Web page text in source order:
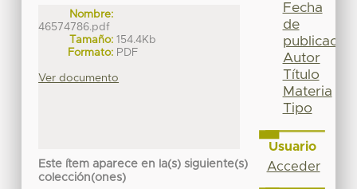
Nombre:
46574786.pdf
Tamaño: 154.4Kb
Formato: PDF
Ver documento
Este ítem aparece en la(s) siguiente(s)
colección(ones)
Fecha
de
publicación
Autor
Título
Materia
Tipo
Usuario
Acceder